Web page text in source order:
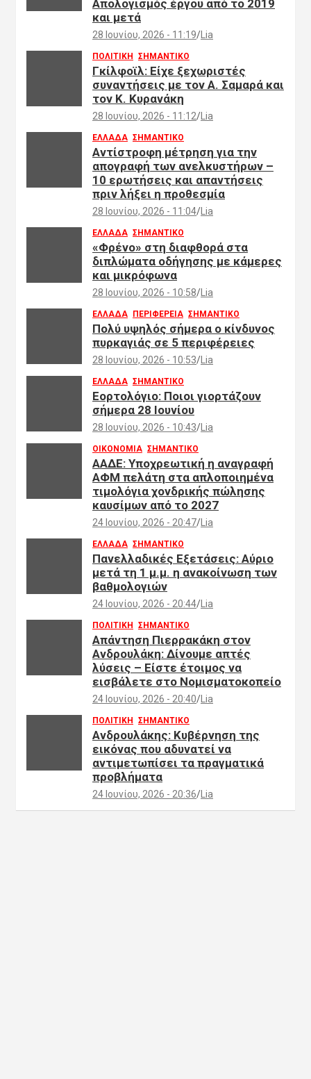
Απολογισμός έργου από το 2019
και μετά
28 Ιουνίου, 2026 - 11:19 Lia
ΠΟΛΙΤΙΚΗ ΣΗΜΑΝΤΙΚΟ
Γκίλφοϊλ: Είχε ξεχωριστές
συναντήσεις με τον Α. Σαμαρά και
τον Κ. Κυρανάκη
28 Ιουνίου, 2026 - 11:12 Lia
ΕΛΛΑΔΑ ΣΗΜΑΝΤΙΚΟ
Αντίστροφη μέτρηση για την
απογραφή των ανελκυστήρων –
10 ερωτήσεις και απαντήσεις
πριν λήξει η προθεσμία
28 Ιουνίου, 2026 - 11:04 Lia
ΕΛΛΑΔΑ ΣΗΜΑΝΤΙΚΟ
«Φρένο» στη διαφθορά στα
διπλώματα οδήγησης με κάμερες
και μικρόφωνα
28 Ιουνίου, 2026 - 10:58 Lia
ΕΛΛΑΔΑ ΠΕΡΙΦΕΡΕΙΑ ΣΗΜΑΝΤΙΚΟ
Πολύ υψηλός σήμερα ο κίνδυνος
πυρκαγιάς σε 5 περιφέρειες
28 Ιουνίου, 2026 - 10:53 Lia
ΕΛΛΑΔΑ ΣΗΜΑΝΤΙΚΟ
Εορτολόγιο: Ποιοι γιορτάζουν
σήμερα 28 Ιουνίου
28 Ιουνίου, 2026 - 10:43 Lia
ΟΙΚΟΝΟΜΙΑ ΣΗΜΑΝΤΙΚΟ
ΑΑΔΕ: Υποχρεωτική η αναγραφή
ΑΦΜ πελάτη στα απλοποιημένα
τιμολόγια χονδρικής πώλησης
καυσίμων από το 2027
24 Ιουνίου, 2026 - 20:47 Lia
ΕΛΛΑΔΑ ΣΗΜΑΝΤΙΚΟ
Πανελλαδικές Εξετάσεις: Αύριο
μετά τη 1 μ.μ. η ανακοίνωση των
βαθμολογιών
24 Ιουνίου, 2026 - 20:44 Lia
ΠΟΛΙΤΙΚΗ ΣΗΜΑΝΤΙΚΟ
Απάντηση Πιερρακάκη στον
Ανδρουλάκη: Δίνουμε απτές
λύσεις – Είστε έτοιμος να
εισβάλετε στο Νομισματοκοπείο
24 Ιουνίου, 2026 - 20:40 Lia
ΠΟΛΙΤΙΚΗ ΣΗΜΑΝΤΙΚΟ
Ανδρουλάκης: Κυβέρνηση της
εικόνας που αδυνατεί να
αντιμετωπίσει τα πραγματικά
προβλήματα
24 Ιουνίου, 2026 - 20:36 Lia